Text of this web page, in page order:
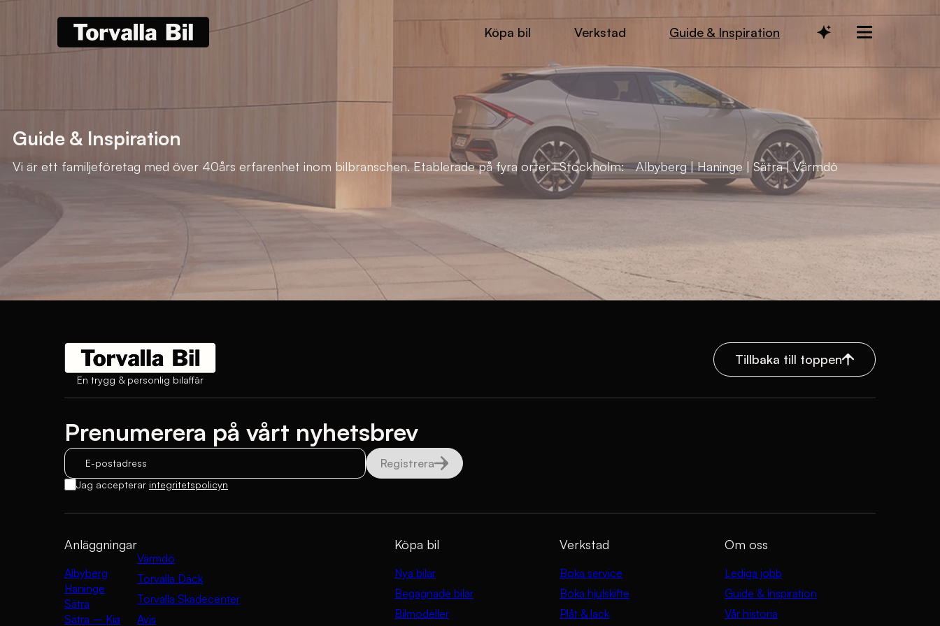
Köpa bil Verkstad Guide & Inspiration
Guide & Inspiration
Vi är ett familjeföretag med över 40års erfarenhet inom bilbranschen. Etablerade på fyra orter i Stockholm: Albyberg | Haninge | Sätra | Värmdö
En trygg & personlig bilaffär
Tillbaka till toppen
Prenumerera på vårt nyhetsbrev
E-postadress Registrera
Jag accepterar integritetspolicyn
Anläggningar
Albyberg
Haninge
Sätra
Sätra – Kia
Värmdö
Torvalla Däck
Torvalla Skadecenter
Avis
Köpa bil
Nya bilar
Begagnade bilar
Bilmodeller
Verkstad
Boka service
Boka hjulskifte
Plåt & lack
Om oss
Lediga jobb
Guide & Inspiration
Vår historia